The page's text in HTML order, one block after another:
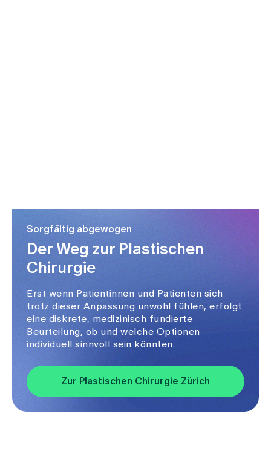
Sorgfältig abgewogen
Der Weg zur Plastischen
Chirurgie
Erst wenn Patientinnen und Patienten sich
trotz dieser Anpassung unwohl fühlen, erfolgt
eine diskrete, medizinisch fundierte
Beurteilung, ob und welche Optionen
individuell sinnvoll sein könnten.
Zur Plastischen Chirurgie Zürich